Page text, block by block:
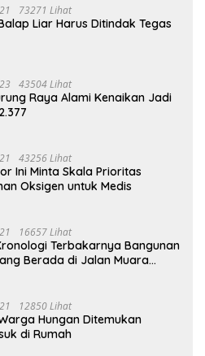
73271 Lihat
Liar Harus Ditindak Tegas
43504 Lihat
Raya Alami Kenaikan Jadi
43256 Lihat
Ini Minta Skala Prioritas
Oksigen untuk Medis
16657 Lihat
Terbakarnya Bangunan
Berada di Jalan Muara
12850 Lihat
Hungan Ditemukan
di Rumah